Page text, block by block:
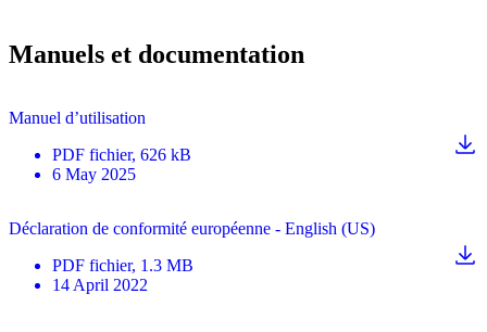
Manuels et documentation
Manuel d’utilisation
PDF fichier, 626 kB
6 May 2025
Déclaration de conformité européenne - English (US)
PDF fichier, 1.3 MB
14 April 2022